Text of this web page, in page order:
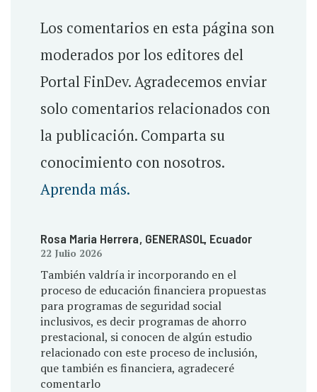
Los comentarios en esta página son
moderados por los editores del
Portal FinDev. Agradecemos enviar
solo comentarios relacionados con
la publicación. Comparta su
conocimiento con nosotros.
Aprenda más.
Rosa Maria Herrera, GENERASOL, Ecuador
22 Julio 2026
También valdría ir incorporando en el
proceso de educación financiera propuestas
para programas de seguridad social
inclusivos, es decir programas de ahorro
prestacional, si conocen de algún estudio
relacionado con este proceso de inclusión,
que también es financiera, agradeceré
comentarlo